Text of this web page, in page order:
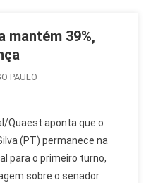
mantém 39%,
PAULO
Quaest aponta que o
(PT) permanece na
para o primeiro turno,
sobre o senador